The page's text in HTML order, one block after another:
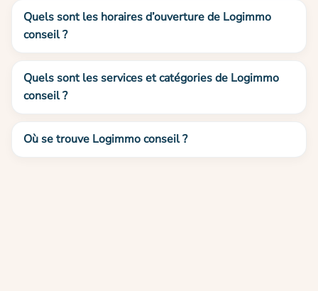
Quels sont les horaires d’ouverture de Logimmo
conseil ?
Quels sont les services et catégories de Logimmo
conseil ?
Où se trouve Logimmo conseil ?